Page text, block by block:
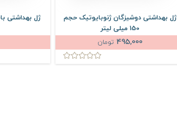
ژل بهداشتی دوشیزگان ژنوبایوتیک حجم
150 میلی لیتر
495,000 تومان